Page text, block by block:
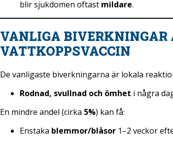
blir sjukdomen oftast mildare.
VANLIGA BIVERKNINGAR
VATTKOPPSVACCIN
De vanligaste biverkningarna är lokala
Rodnad, svullnad och ömhet i några
En mindre andel (cirka 5%) kan få:
Enstaka blemmor/blåsor 1–2 veckor